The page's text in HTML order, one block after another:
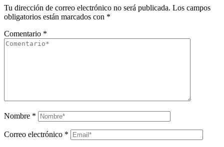
Tu dirección de correo electrónico no será publicada. Los campos
obligatorios están marcados con *
Comentario *
Nombre *
Correo electrónico *